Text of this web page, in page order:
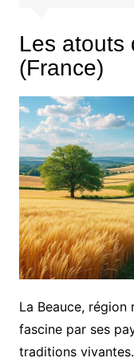
Les atouts
(France)
La Beauce,
fascine par ses
traditions